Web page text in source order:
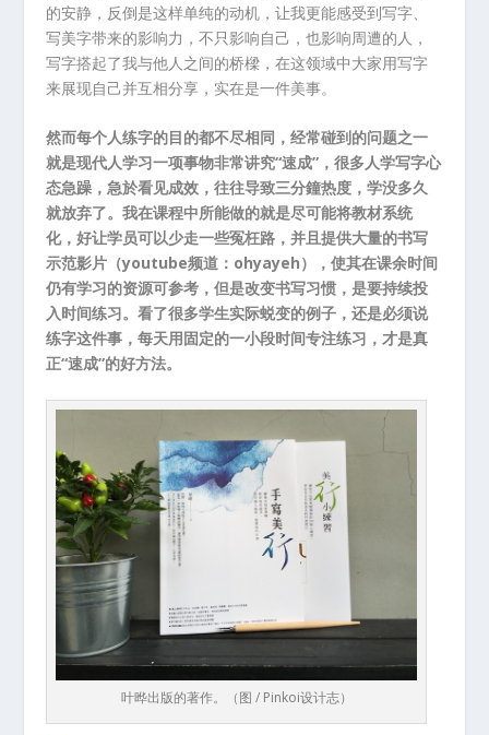
的安静，反倒是这样单纯的动机，让我更能感受到写字、
写美字带来的影响力，不只影响自己，也影响周遭的人，
写字搭起了我与他人之间的桥樑，在这领域中大家用写字
来展现自己并互相分享，实在是一件美事。
然而每个人练字的目的都不尽相同，经常碰到的问题之一
就是现代人学习一项事物非常讲究“速成”，很多人学写字心
态急躁，急於看见成效，往往导致三分鐘热度，学没多久
就放弃了。我在课程中所能做的就是尽可能将教材系统
化，好让学员可以少走一些冤枉路，并且提供大量的书写
示范影片（youtube频道：ohyayeh），使其在课余时间
仍有学习的资源可参考，但是改变书写习惯，是要持续投
入时间练习。看了很多学生实际蜕变的例子，还是必须说
练字这件事，每天用固定的一小段时间专注练习，才是真
正“速成”的好方法。
叶晔出版的著作。（图 / Pinkoi设计志）